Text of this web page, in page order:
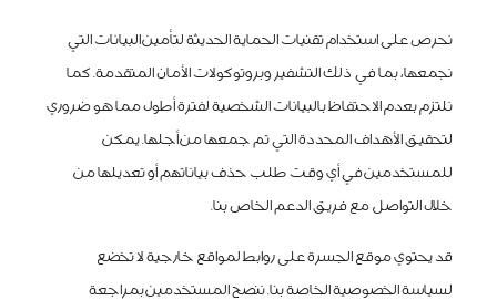
نحرص على استخدام تقنيات الحماية الحديثة لتأمين البيانات التي
نجمعها، بما في ذلك التشفير وبروتوكولات الأمان المتقدمة. كما
نلتزم بعدم الاحتفاظ بالبيانات الشخصية لفترة أطول مما هو ضروري
لتحقيق الأهداف المحددة التي تم جمعها من أجلها. يمكن
للمستخدمين في أي وقت طلب حذف بياناتهم أو تعديلها من
خلال التواصل مع فريق الدعم الخاص بنا.
قد يحتوي موقع الجسرة على روابط لمواقع خارجية لا تخضع
لسياسة الخصوصية الخاصة بنا. ننصح المستخدمين بمراجعة